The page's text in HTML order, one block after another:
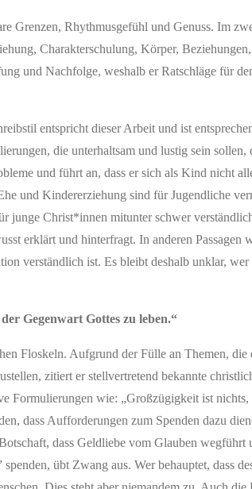
Grenzen, Rhythmusgefühl und Genuss. Im
Charakterschulung, Körper, Beziehungen,
und Nachfolge, weshalb er Ratschläge für
entspricht dieser Arbeit und ist
die unterhaltsam und lustig sein sollen,
und führt an, dass er sich als Kind nicht
und Kindererziehung sind für Jugendliche
junge Christ*innen mitunter schwer
erklärt und hinterfragt. In anderen Passagen
verständlich ist. Es bleibt deshalb unklar,
Gegenwart Gottes zu leben.“
Floskeln. Aufgrund der Fülle an Themen, die
zitiert er stellvertretend bekannte
Formulierungen wie: „Großzügigkeit ist
dass Aufforderungen zum Spenden dazu
dass Geldliebe vom Glauben wegführt
übt Zwang aus. Wer behauptet, dass